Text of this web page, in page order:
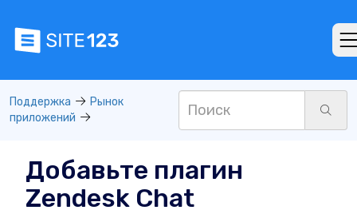
Поддержка
Рынок
приложений
Добавьте плагин
Zendesk Chat